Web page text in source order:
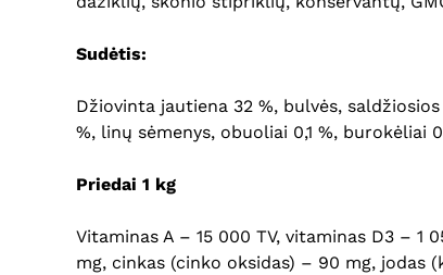
Sudėtis:
Džiovinta jautiena 32 %, bulvės,
%, linų sėmenys, obuoliai 0,1 %, burokėliai
Priedai 1 kg
Vitaminas A – 15 000 TV, vitaminas D3 – 1
mg, cinkas (cinko oksidas) – 90 mg, jodas